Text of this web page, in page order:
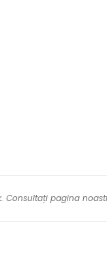
Consultați pagina